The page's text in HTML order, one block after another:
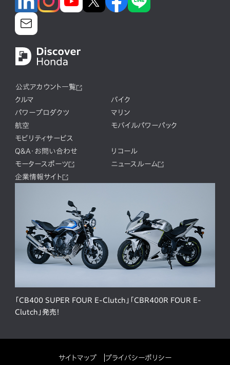
公式アカウント一覧
クルマ
バイク
パワープロダクツ
マリン
航空
モバイルパワーパック
モビリティサービス
Q&A・お問い合わせ
リコール
モータースポーツ
ニュースルーム
企業情報サイト
「CB400 SUPER FOUR E-Clutch」「CBR400R FOUR E-
Clutch」発売！
サイトマップ プライバシーポリシー